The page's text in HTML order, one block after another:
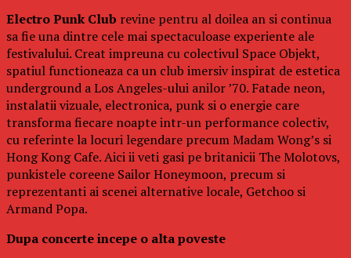
Electro Punk Club revine pentru al doilea an si continua
sa fie una dintre cele mai spectaculoase experiente ale
festivalului. Creat impreuna cu colectivul Space Objekt,
spatiul functioneaza ca un club imersiv inspirat de estetica
underground a Los Angeles-ului anilor ’70. Fatade neon,
instalatii vizuale, electronica, punk si o energie care
transforma fiecare noapte intr-un performance colectiv,
cu referinte la locuri legendare precum Madam Wong’s si
Hong Kong Cafe. Aici ii veti gasi pe britanicii The Molotovs,
punkistele coreene Sailor Honeymoon, precum si
reprezentanti ai scenei alternative locale, Getchoo si
Armand Popa.
Dupa concerte incepe o alta poveste